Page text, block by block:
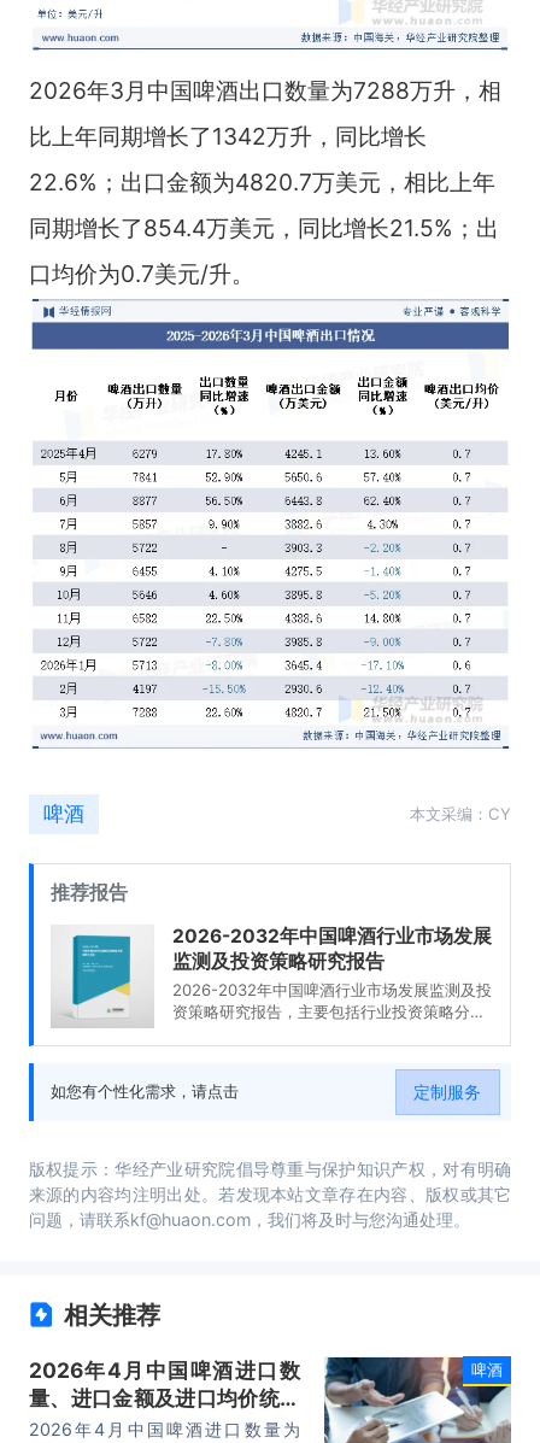
2026年3月中国啤酒出口数量为7288万升，相
比上年同期增长了1342万升，同比增长
22.6%；出口金额为4820.7万美元，相比上年
同期增长了854.4万美元，同比增长21.5%；出
口均价为0.7美元/升。
啤酒 本文采编：CY
推荐报告
2026-2032年中国啤酒行业市场发展
监测及投资策略研究报告
2026-2032年中国啤酒行业市场发展监测及投
资策略研究报告，主要包括行业投资策略分
如您有个性化需求，请点击
定制服务
版权提示：华经产业研究院倡导尊重与保护知识产权，对有明确
来源的内容均注明出处。若发现本站文章存在内容、版权或其它
问题，请联系kf@huaon.com，我们将及时与您沟通处理。
相关推荐
2026年4月中国啤酒进口数
量、进口金额及进口均价统计
分析
2026年4月中国啤酒进口数量为
啤酒